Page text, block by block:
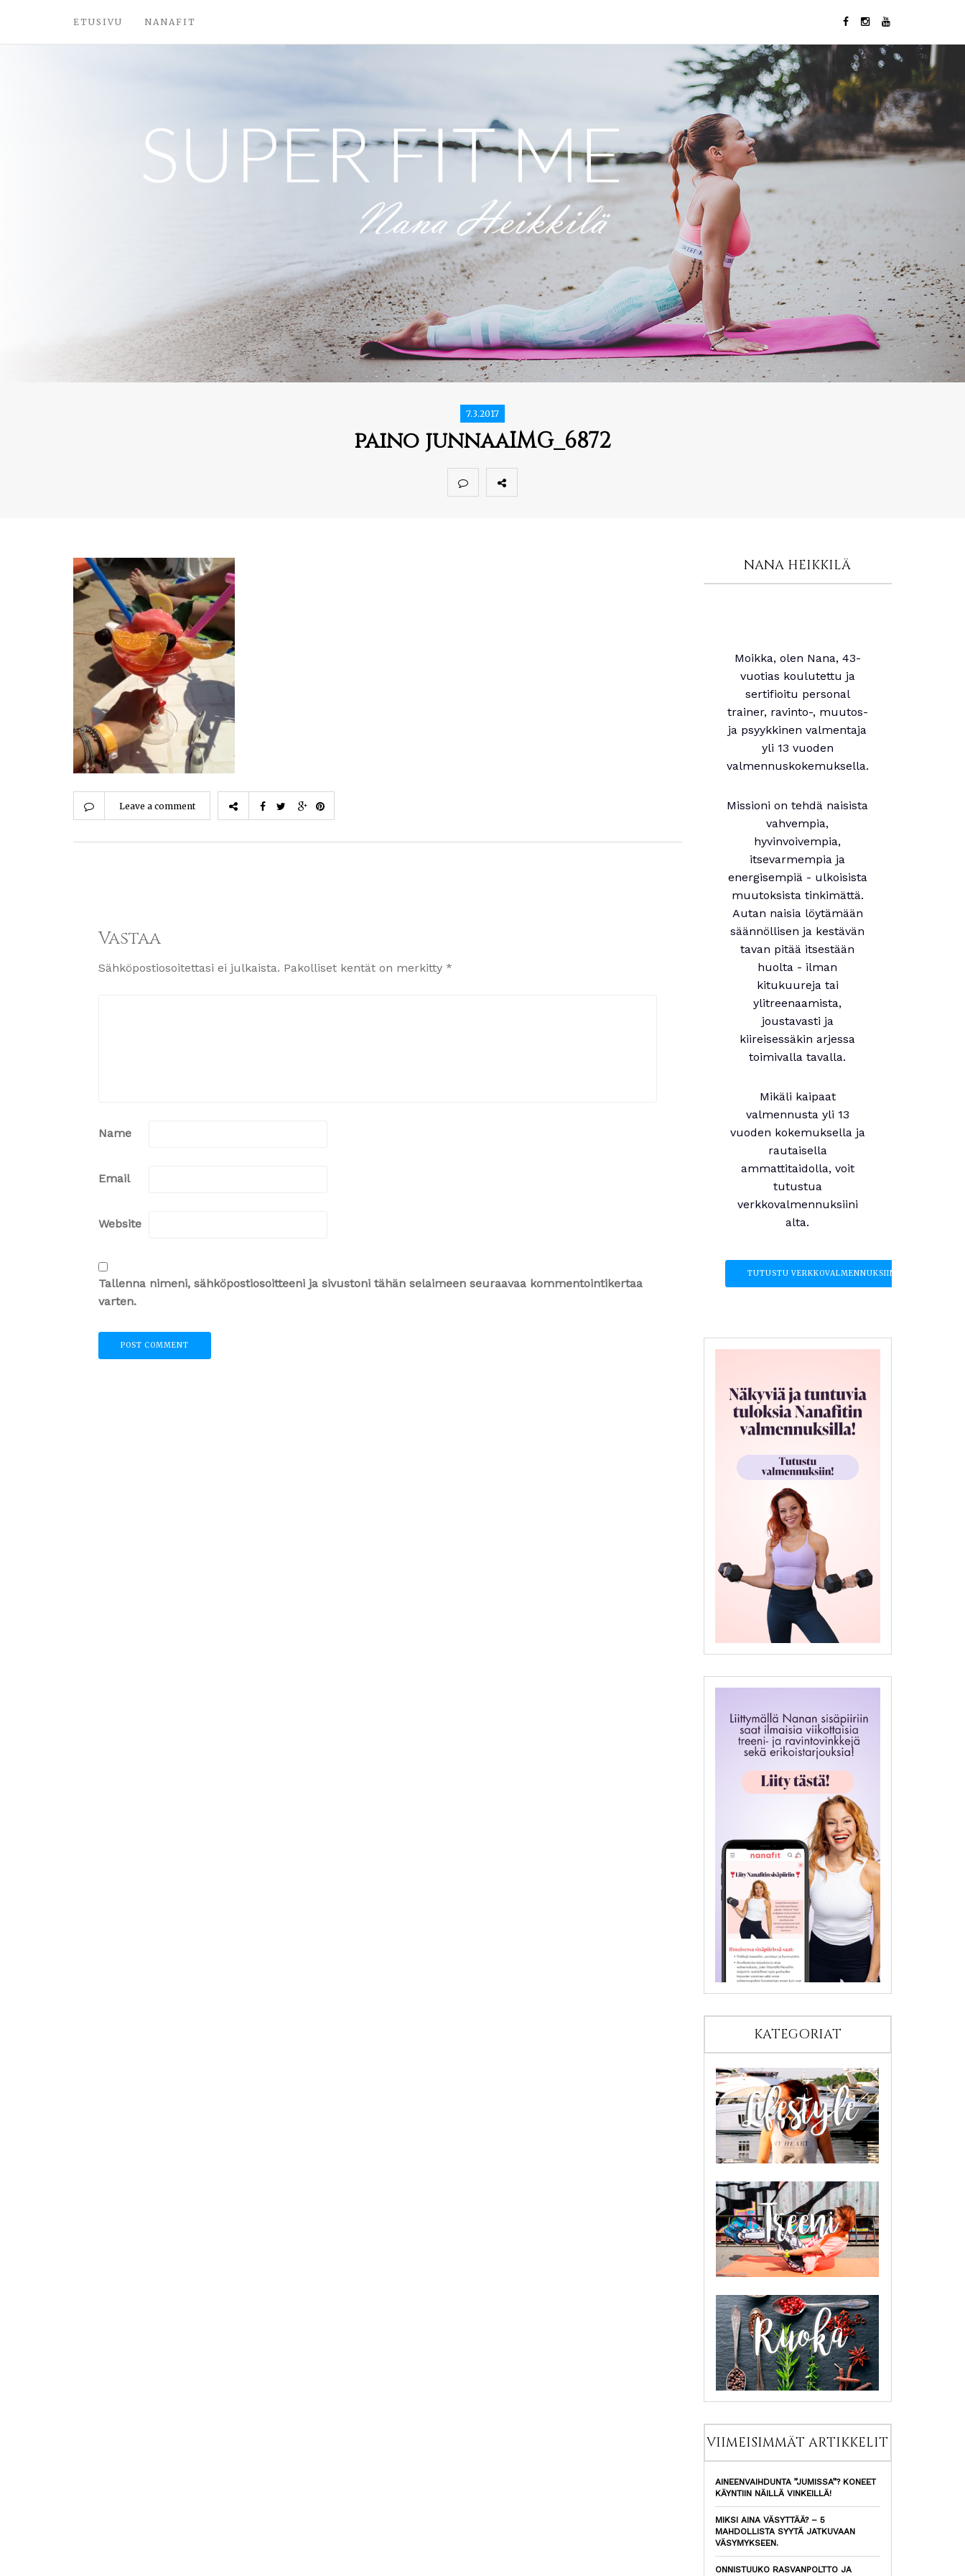
ETUSIVU NANAFIT
7.3.2017
paino junnaaIMG_6872
Leave a comment
Vastaa
Sähköpostiosoitettasi ei julkaista. Pakolliset kentät on merkitty *
Name
Email
Website
Tallenna nimeni, sähköpostiosoitteeni ja sivustoni tähän selaimeen seuraavaa kommentointikertaa
varten.
NANA HEIKKILÄ
Moikka, olen Nana, 43-
vuotias koulutettu ja
sertifioitu personal
trainer, ravinto-, muutos-
ja psyykkinen valmentaja
yli 13 vuoden
valmennuskokemuksella.
Missioni on tehdä naisista
vahvempia,
hyvinvoivempia,
itsevarmempia ja
energisempiä - ulkoisista
muutoksista tinkimättä.
Autan naisia löytämään
säännöllisen ja kestävän
tavan pitää itsestään
huolta - ilman
kitukuureja tai
ylitreenaamista,
joustavasti ja
kiireisessäkin arjessa
toimivalla tavalla.
Mikäli kaipaat
valmennusta yli 13
vuoden kokemuksella ja
rautaisella
ammattitaidolla, voit
tutustua
verkkovalmennuksiini
alta.
TUTUSTU VERKKOVALMENNUKSIIN
KATEGORIAT
VIIMEISIMMÄT ARTIKKELIT
AINEENVAIHDUNTA ”JUMISSA”? KONEET
KÄYNTIIN NÄILLÄ VINKEILLÄ!
MIKSI AINA VÄSYTTÄÄ? – 5
MAHDOLLISTA SYYTÄ JATKUVAAN
VÄSYMYKSEEN.
ONNISTUUKO RASVANPOLTTO JA